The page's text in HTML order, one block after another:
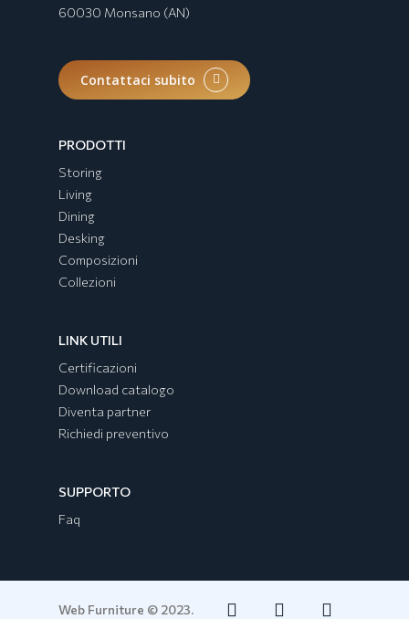
60030 Monsano (AN)
Contattaci subito
PRODOTTI
Storing
Living
Dining
Desking
Composizioni
Collezioni
LINK UTILI
Certificazioni
Download catalogo
Diventa partner
Richiedi preventivo
SUPPORTO
Faq
Web Furniture © 2023.